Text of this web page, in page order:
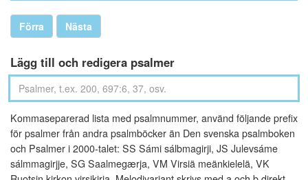
Förra Nästa
Lägg till och redigera psalmer
Kommaseparerad lista med psalmnummer, använd följande prefix
för psalmer från andra psalmböcker än Den svenska psalmboken
och Psalmer i 2000-talet: SS Sámi sálbmagirji, JS Julevsáme
sálmmagirjje, SG Saalmegærja, VM Virsiä meänkielelä, VK